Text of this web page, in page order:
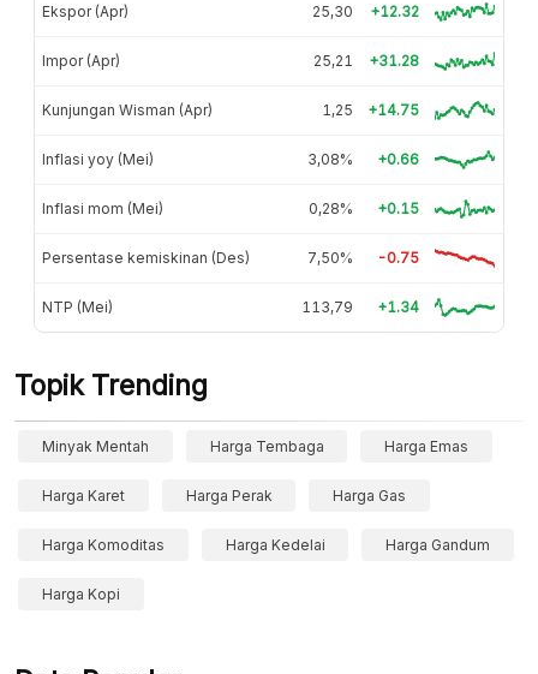
Ekspor (Apr) 25,30 +12.32
Impor (Apr) 25,21 +31.28
Kunjungan Wisman (Apr) 1,25 +14.75
Inflasi yoy (Mei) 3,08% +0.66
Inflasi mom (Mei) 0,28% +0.15
Persentase kemiskinan (Des) 7,50% -0.75
NTP (Mei) 113,79 +1.34
Topik Trending
Minyak Mentah Harga Tembaga Harga Emas
Harga Karet Harga Perak Harga Gas
Harga Komoditas Harga Kedelai Harga Gandum
Harga Kopi